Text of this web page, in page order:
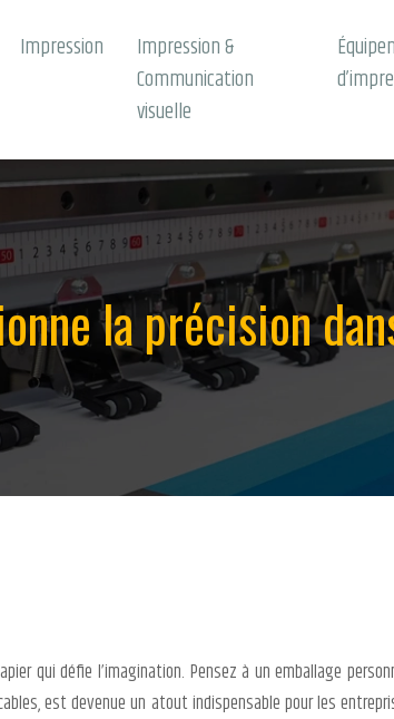
Impression
Impression &
Communication
visuelle
la précision
qui défie l’imagination. Pensez à un emballage
est devenue un atout indispensable pour les